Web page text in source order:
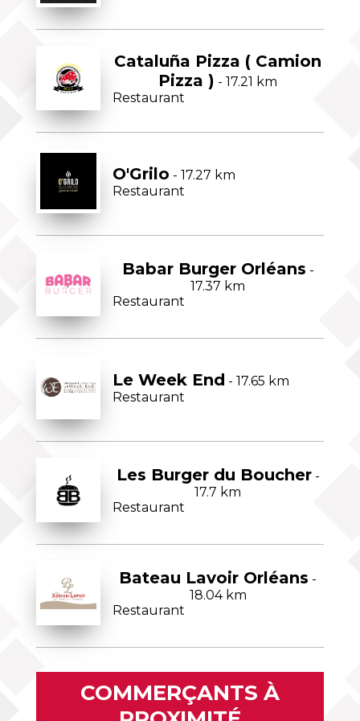
Cataluña Pizza ( Camion
Pizza ) - 17.21 km
Restaurant
O'Grilo - 17.27 km
Restaurant
Babar Burger Orléans -
17.37 km
Restaurant
Le Week End - 17.65 km
Restaurant
Les Burger du Boucher-
17.7 km
Restaurant
Bateau Lavoir Orléans -
18.04 km
Restaurant
COMMERÇANTS À